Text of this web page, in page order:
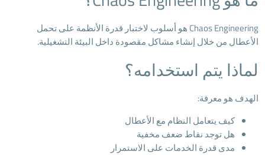
Chaos Engineering هو أسلوب لاختبار قدرة الأنظمة على تحمل
الأعطال من خلال إنشاء مشاكل مقصودة داخل البيئة التشغيلية.
لماذا يتم استخدامه؟
الهدف هو معرفة:
كيف يتعامل النظام مع الأعطال
هل توجد نقاط ضعف مخفية
مدى قدرة الخدمات على الاستمرار